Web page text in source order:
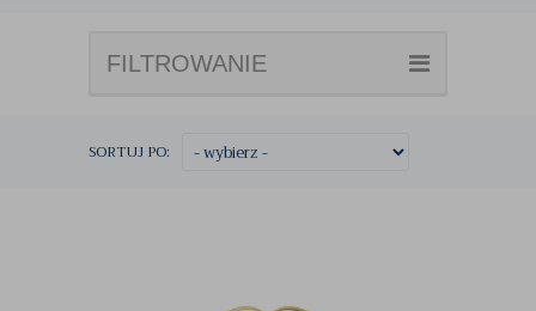
FILTROWANIE
SORTUJ PO: